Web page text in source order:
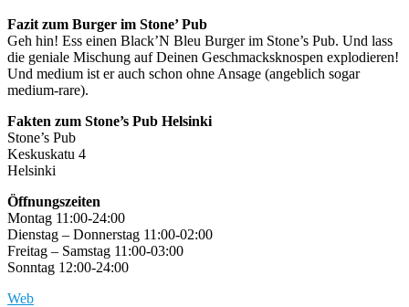
Fazit zum Burger im Stone’ Pub
Geh hin! Ess einen Black’N Bleu Burger im Stone’s Pub. Und lass
die geniale Mischung auf Deinen Geschmacksknospen explodieren!
Und medium ist er auch schon ohne Ansage (angeblich sogar
medium-rare).
Fakten zum Stone’s Pub Helsinki
Stone’s Pub
Keskuskatu 4
Helsinki
Öffnungszeiten
Montag 11:00-24:00
Dienstag – Donnerstag 11:00-02:00
Freitag – Samstag 11:00-03:00
Sonntag 12:00-24:00
Web